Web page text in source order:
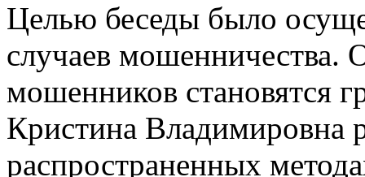
Целью беседы было
случаев мошенничества.
мошенников становятся
Кристина Владимировна
распространенных